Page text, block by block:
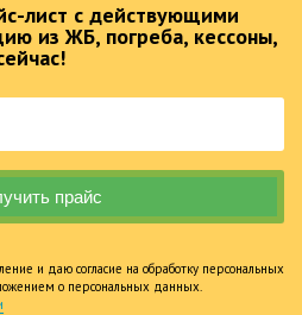
лист с действующими
из ЖБ, погреба, кессоны,
и даю согласие на обработку персональных
о персональных данных.